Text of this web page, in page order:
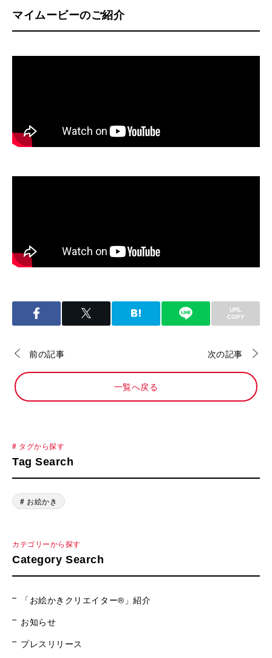
マイムービーのご紹介
URL
COPY
前の記事
一覧へ戻る
次の記事
# タグから探す
Tag Search
# お絵かき
カテゴリーから探す
Category Search
「お絵かきクリエイター®」紹介
お知らせ
プレスリリース